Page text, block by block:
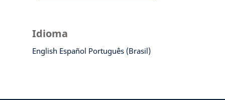
Idioma
English Español Português (Brasil)